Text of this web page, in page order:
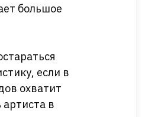
большое
если в
охватит
в